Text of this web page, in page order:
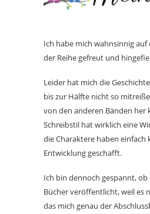
Ich habe mich wahnsinnig auf
der Reihe gefreut und
Leider hat mich die
bis zur Hälfte nicht so
von den anderen Bänden her
Schreibstil hat wirklich eine
die Charaktere haben einfach
Entwicklung geschafft.
Ich bin dennoch gespannt,
Bücher veröffentlicht, weil es
das mich genau der